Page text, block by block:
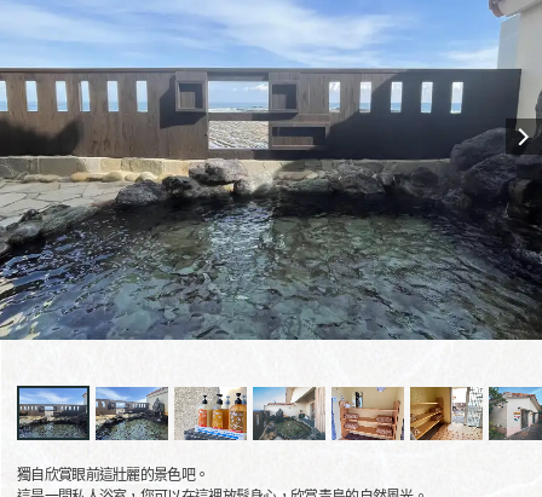
獨自欣賞眼前這壯麗的景色吧。